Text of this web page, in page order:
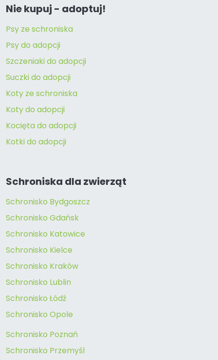
Nie kupuj - adoptuj!
Psy ze schroniska
Psy do adopcji
Szczeniaki do adopcji
Suczki do adopcji
Koty ze schroniska
Koty do adopcji
Kocięta do adopcji
Kotki do adopcji
Schroniska dla zwierząt
Schronisko Bydgoszcz
Schronisko Gdańsk
Schronisko Katowice
Schronisko Kielce
Schronisko Kraków
Schronisko Lublin
Schronisko Łódź
Schronisko Opole
Schronisko Poznań
Schronisko Przemyśl